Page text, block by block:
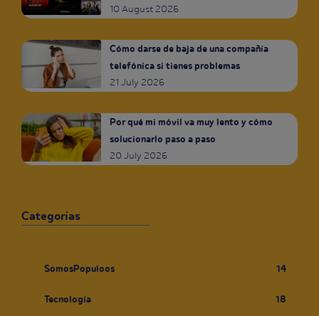
10 August 2026
Cómo darse de baja de una compañía
telefónica si tienes problemas
21 July 2026
Por qué mi móvil va muy lento y cómo
solucionarlo paso a paso
20 July 2026
Categorías
SomosPopuloos 14
Tecnología 18